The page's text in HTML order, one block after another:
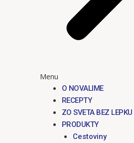
Menu
O NOVALIME
RECEPTY
ZO SVETA BEZ LEPKU
PRODUKTY
Cestoviny